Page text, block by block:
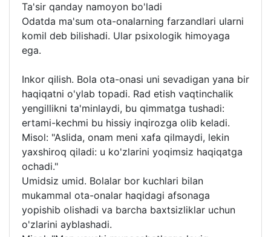
Ta'sir qanday namoyon bo'ladi
Odatda ma'sum ota-onalarning farzandlari ularni
komil deb bilishadi. Ular psixologik himoyaga
ega.
Inkor qilish. Bola ota-onasi uni sevadigan yana bir
haqiqatni o'ylab topadi. Rad etish vaqtinchalik
yengillikni ta'minlaydi, bu qimmatga tushadi:
ertami-kechmi bu hissiy inqirozga olib keladi.
Misol: "Aslida, onam meni xafa qilmaydi, lekin
yaxshiroq qiladi: u ko'zlarini yoqimsiz haqiqatga
ochadi."
Umidsiz umid. Bolalar bor kuchlari bilan
mukammal ota-onalar haqidagi afsonaga
yopishib olishadi va barcha baxtsizliklar uchun
o'zlarini ayblashadi.